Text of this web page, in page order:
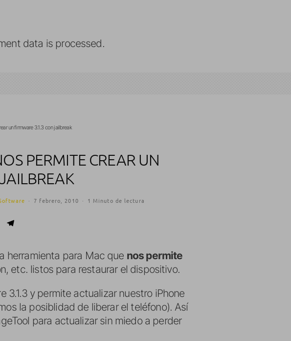
data is processed.
un firmware 3.1.3 con jailbreak
PERMITE CREAR UN
· 7 febrero, 2010 · 1 Minuto de lectura
herramienta para Mac que nos permite
etc. listos para restaurar el dispositivo.
3.1.3 y permite actualizar nuestro iPhone
la posiblidad de liberar el teléfono). Así
para actualizar sin miedo a perder